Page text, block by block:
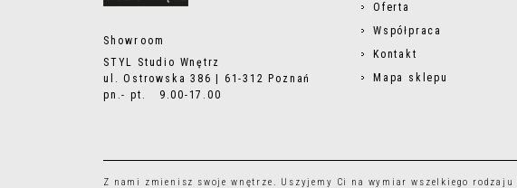
Showroom
STYL Studio Wnętrz
ul. Ostrowska 386 | 61-312 Poznań
pn.- pt. 9.00-17.00
Oferta
Współpraca
Kontakt
Mapa sklepu
Z nami zmienisz swoje wnętrze. Uszyjemy Ci na wymiar wszelkiego rodzaju